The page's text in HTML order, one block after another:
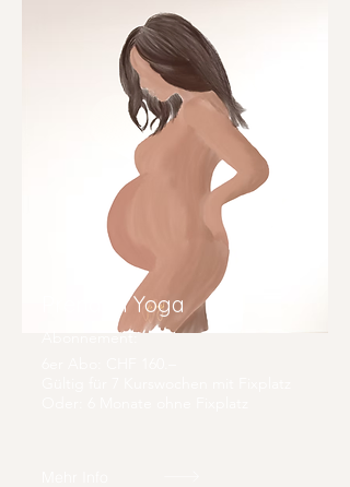
Prenatal Yoga
Abonnement: